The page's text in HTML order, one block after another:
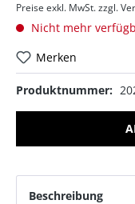
Preise exkl. MwSt. zzgl.
Nicht mehr
Merken
Produktnummer:
Beschreibung